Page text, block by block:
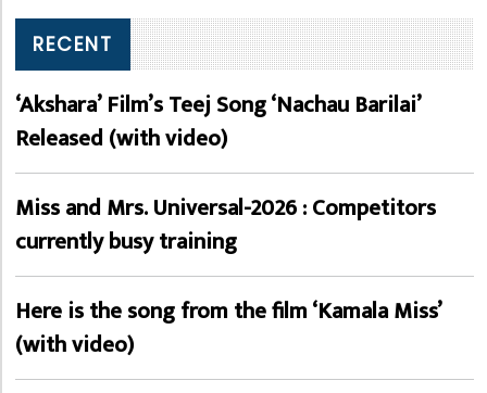
RECENT
‘Akshara’ Film’s Teej Song ‘Nachau Barilai’
Released (with video)
Miss and Mrs. Universal-2026 : Competitors
currently busy training
Here is the song from the film ‘Kamala Miss’
(with video)